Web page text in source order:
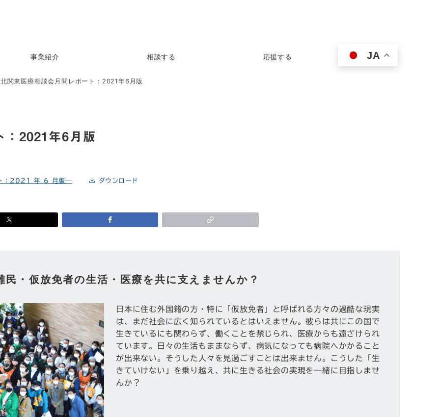
事業紹介 相談する 応援する JA
北関東医療相談会月間レポート：2021年6月版
：2021年6月版
ト：2021 年 6 月版― ダウンロード
民・仮放免者の生活・医療を共に支えませんか？
日本に住む外国籍の方・特に「仮放免者」と呼ばれる方々の過酷な現実
は、まだ社会に広く知られているとはいえません。彼らは共にこの国で
生きているにも関わらず、働くことを禁じられ、医療からも遠ざけられ
ています。日々の生活もままならず、病気になっても病院へかかること
が出来ない。そうした人々を見過ごすことは出来ません。こうした「生
きていけない」を乗り越え、共に生きる社会の実現を一緒に目指しませ
んか？